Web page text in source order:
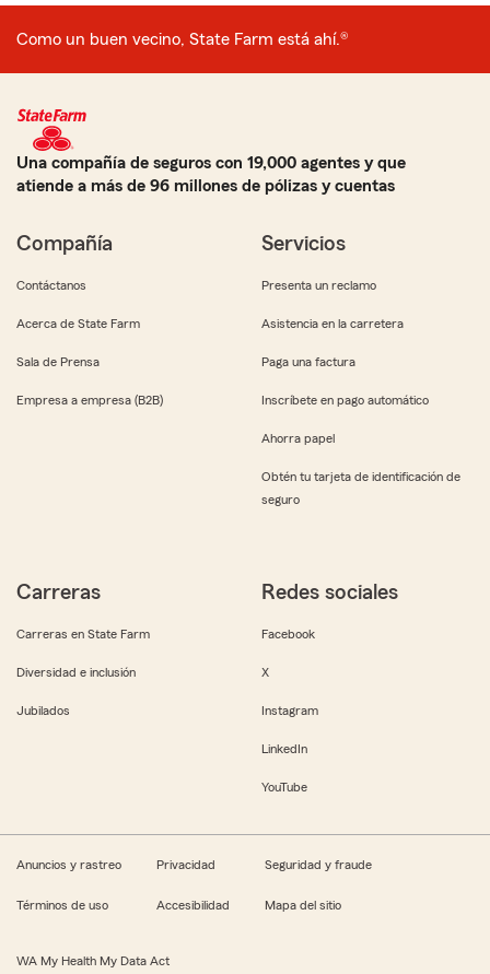
Como un buen vecino, State Farm está ahí.®
Una compañía de seguros con 19,000 agentes y que
atiende a más de 96 millones de pólizas y cuentas
Compañía
Contáctanos
Acerca de State Farm
Sala de Prensa
Empresa a empresa (B2B)
Servicios
Presenta un reclamo
Asistencia en la carretera
Paga una factura
Inscríbete en pago automático
Ahorra papel
Obtén tu tarjeta de identificación de
seguro
Carreras
Carreras en State Farm
Diversidad e inclusión
Jubilados
Redes sociales
Facebook
X
Instagram
LinkedIn
YouTube
Anuncios y rastreo Privacidad Seguridad y fraude
Términos de uso Accesibilidad Mapa del sitio
WA My Health My Data Act